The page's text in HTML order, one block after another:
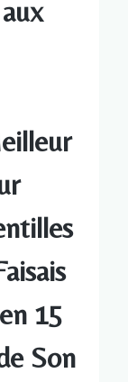
15
Son